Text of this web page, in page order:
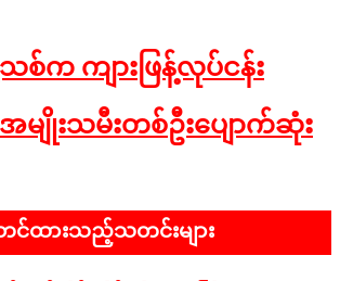
က ကျားဖြန့်လုပ်ငန်း
းသမီးတစ်ဦးပျောက်ဆုံး
င်ထားသည့်သတင်းများ